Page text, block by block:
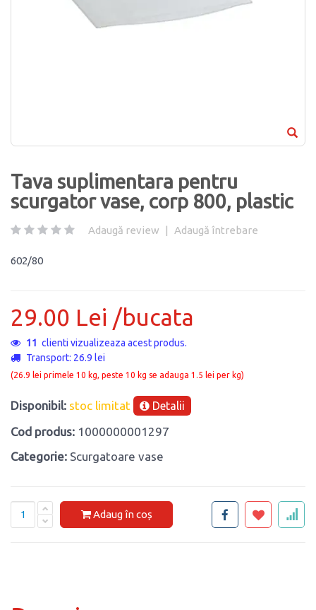
Tava suplimentara pentru
scurgator vase, corp 800, plastic
Adaugă review | Adaugă întrebare
602/80
29.00 Lei /bucata
11 clienti vizualizeaza acest produs.
Transport: 26.9 lei
(26.9 lei primele 10 kg, peste 10 kg se adauga 1.5 lei per kg)
Disponibil: stoc limitat Detalii
Cod produs: 1000000001297
Categorie: Scurgatoare vase
Adaug în coș